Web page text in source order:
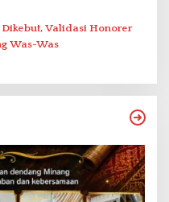
Dikebut, Validasi Honorer
Was-Was